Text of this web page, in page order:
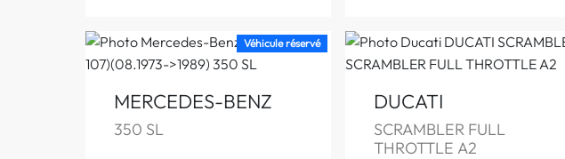
Véhicule réservé
MERCEDES-BENZ
350 SL
DUCATI
SCRAMBLER FULL
THROTTLE A2